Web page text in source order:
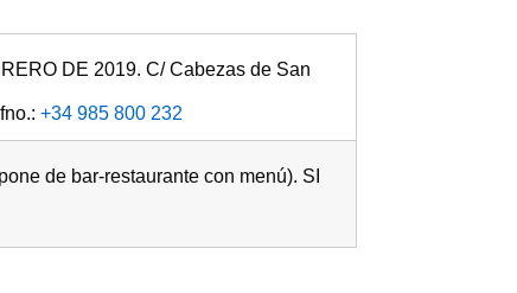
DE 2019. C/ Cabezas de San
+34 985 800 232
de bar-restaurante con menú). SI